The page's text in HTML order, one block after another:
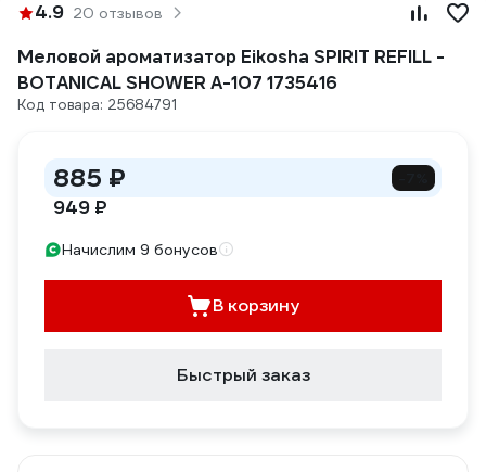
4.9 20 отзывов
Меловой ароматизатор Eikosha SPIRIT REFILL -
BOTANICAL SHOWER A-107 1735416
Код товара: 25684791
885 ₽
949 ₽
Начислим 9 бонусов
В корзину
Быстрый заказ